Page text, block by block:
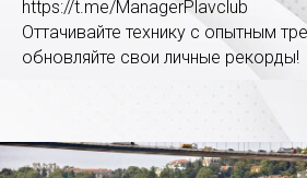
https://t.me/ManagerPlavclub
Оттачивайте технику с опытным
обновляйте свои личные рекорды!